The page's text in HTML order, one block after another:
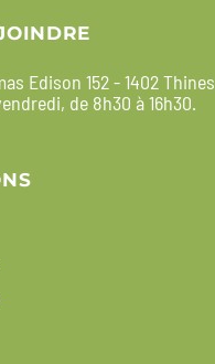
Edison 152 - 1402 Thines
de 8h30 à 16h30.